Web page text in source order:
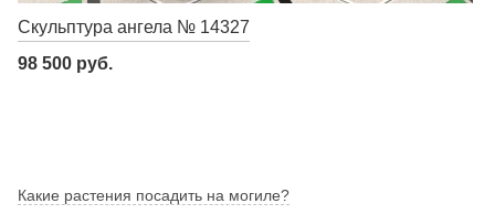
Скульптура ангела № 14327
98 500 руб.
Какие растения посадить на могиле?